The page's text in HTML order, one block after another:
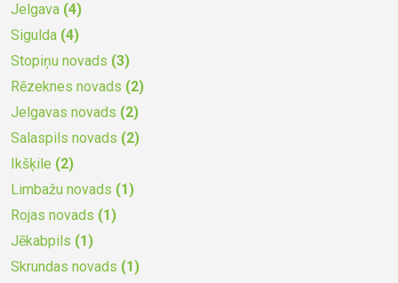
Jelgava (4)
Sigulda (4)
Stopiņu novads (3)
Rēzeknes novads (2)
Jelgavas novads (2)
Salaspils novads (2)
Ikšķile (2)
Limbažu novads (1)
Rojas novads (1)
Jēkabpils (1)
Skrundas novads (1)